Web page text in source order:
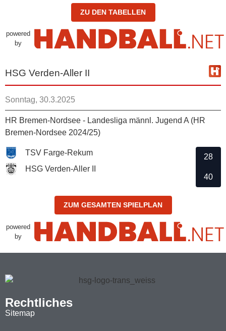
ZU DEN TABELLEN
powered
by
HSG Verden-Aller II
Sonntag, 30.3.2025
HR Bremen-Nordsee - Landesliga männl. Jugend A (HR
Bremen-Nordsee 2024/25)
TSV Farge-Rekum
HSG Verden-Aller II
28
40
ZUM GESAMTEN SPIELPLAN
powered
by
Rechtliches
Sitemap